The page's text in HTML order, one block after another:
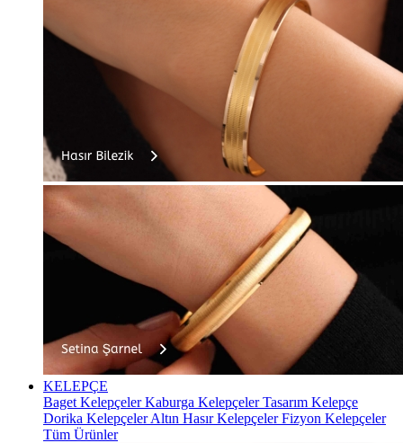
KELEPÇE
Baget KelepçelerKaburga KelepçelerTasarım Kelepçe
Dorika KelepçelerAltın Hasır KelepçelerFizyon Kelepçeler
Tüm Ürünler